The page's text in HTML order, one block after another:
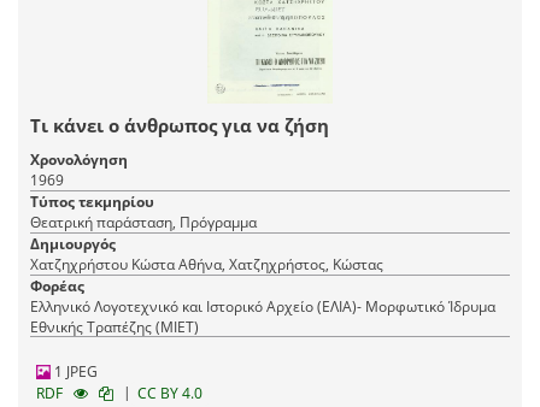
Τι κάνει ο άνθρωπος για να ζήση
Χρονολόγηση
1969
Τύπος τεκμηρίου
Θεατρική παράσταση, Πρόγραμμα
Δημιουργός
Χατζηχρήστου Κώστα Αθήνα, Χατζηχρήστος, Κώστας
Φορέας
Ελληνικό Λογοτεχνικό και Ιστορικό Αρχείο (ΕΛΙΑ)- Μορφωτικό Ίδρυμα
Εθνικής Τραπέζης (ΜΙΕΤ)
1 JPEG
RDF
| CC BY 4.0